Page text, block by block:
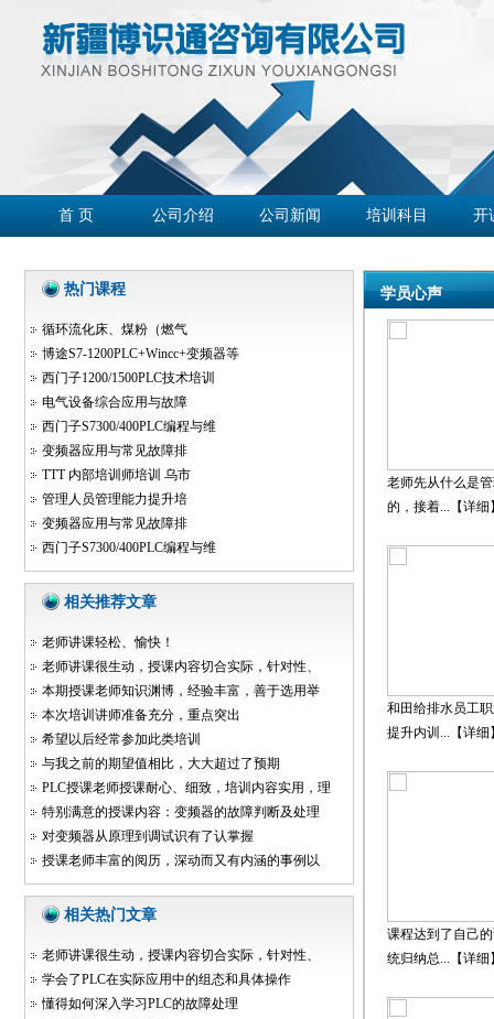
首 页 公司介绍 公司新闻 培训科目 开
学员心声
老师先从什么是
的，接着...【详细
和田给排水员工
提升内训...【详细
课程达到了自己
统归纳总...【详细
热门课程
循环流化床、煤粉（燃气
博途S7-1200PLC+Wincc+变频器等
西门子1200/1500PLC技术培训
电气设备综合应用与故障
西门子S7300/400PLC编程与维
变频器应用与常见故障排
TTT 内部培训师培训 乌市
管理人员管理能力提升培
变频器应用与常见故障排
西门子S7300/400PLC编程与维
相关推荐文章
老师讲课轻松、愉快！
老师讲课很生动，授课内容切合实际，针对性、
本期授课老师知识渊博，经验丰富，善于选用举
本次培训讲师准备充分，重点突出
希望以后经常参加此类培训
与我之前的期望值相比，大大超过了预期
PLC授课老师授课耐心、细致，培训内容实用，理
特别满意的授课内容：变频器的故障判断及处理
对变频器从原理到调试识有了认掌握
授课老师丰富的阅历，深动而又有内涵的事例以
相关热门文章
老师讲课很生动，授课内容切合实际，针对性、
学会了PLC在实际应用中的组态和具体操作
懂得如何深入学习PLC的故障处理